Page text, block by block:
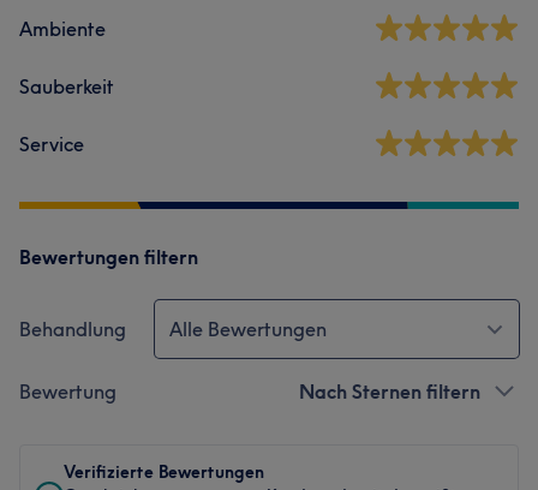
Ambiente
Sauberkeit
Service
Bewertungen filtern
Behandlung Alle Bewertungen
Bewertung Nach Sternen filtern
Verifizierte Bewertungen